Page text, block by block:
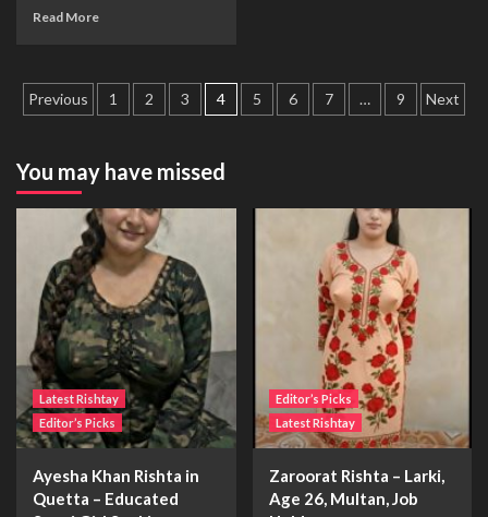
Read More
Posts
Previous 1 2 3 4 5 6 7 … 9 Next
You may have missed
Latest Rishtay
Editor’s Picks
Ayesha Khan Rishta in
Quetta – Educated
Editor’s Picks
Latest Rishtay
Zaroorat Rishta – Larki,
Age 26, Multan, Job